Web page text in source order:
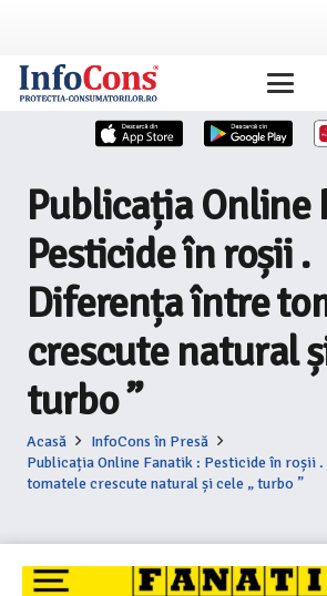
Publicația Online
Pesticide în roșii .
Diferența între
crescute natural
turbo ”
Acasă
InfoCons în Presă
Publicația Online Fanatik : Pesticide în roșii
tomatele crescute natural și cele „ turbo ”